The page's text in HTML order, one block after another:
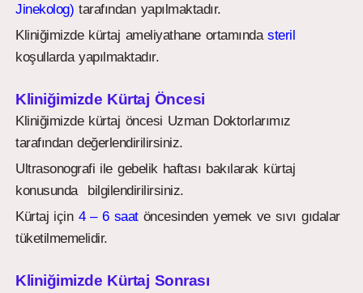
Jinekolog) tarafından yapılmaktadır.
Kliniğimizde kürtaj ameliyathane ortamındasteril
koşullarda yapılmaktadır.
Kliniğimizde Kürtaj Öncesi
Kliniğimizde kürtaj öncesi Uzman Doktorlarımız
tarafından değerlendirilirsiniz.
Ultrasonografi ile gebelik haftası bakılarak kürtaj
konusunda bilgilendirilirsiniz.
Kürtaj için 4 – 6 saatöncesinden yemek ve sıvı gıdalar
tüketilmemelidir.
Kliniğimizde Kürtaj Sonrası